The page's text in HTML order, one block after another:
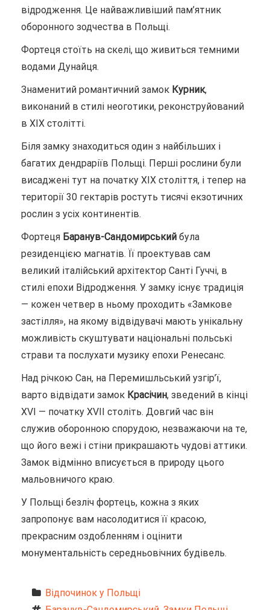
відродження. Це найважливіший пам’ятник
оборонного зодчества в Польщі.
Фортеця стоїть на скелі, що живиться темними
водами Дунайця.
Знаменитий романтичний замок Курник,
виконаний в стилі неоготики, реконструйований
в XIX столітті.
Біля замку знаходиться один з найбільших і
багатих дендраріїв Польщі. Перші рослини були
висаджені тут на початку XIX століття, і тепер на
території 30 гектарів ростуть тисячі екзотичних
рослин з усіх континентів.
Фортеця Баранув-Сандомирський була
резиденцією магнатів. Її проектував сам
великий італійський архітектор Санті Гуччі, в
стилі епохи Відродження. У замку існує традиція
— кожен четвер в ньому проходить «Замкове
застілля», на якому відвідувачі мають унікальну
можливість скуштувати національні польські
страви та послухати музику епохи Ренесанс.
Над річкою Сан, на Перемишльський узгір’ї,
варто відвідати замок Красічин, зведений в кінці
XVI — початку XVII століть. Довгий час він
служив оборонною спорудою, незважаючи на те,
що його вежі і стіни прикрашають чудові аттики.
Замок відмінно вписується в природу цього
мальовничого краю.
У Польщі безліч фортець, кожна з яких
запропонує вам насолодитися її красою,
прекрасним оздобленням і оцінити
монументальність середньовічних будівель.
Відпочинок у Польщі